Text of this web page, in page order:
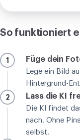
So funktioniert
1 Füge dein
Lege ein Bild
Hintergrund-
2 Lass die KI
Die KI findet
nach. Ohne
selbst.